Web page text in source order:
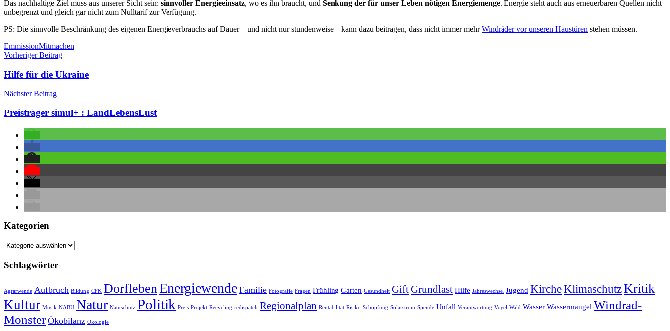
Das nachhaltige Ziel muss aus unserer Sicht sein: sinnvoller Energieeinsatz, wo es ihn braucht, und Senkung der für unser Leben nötigen Energiemenge. Energie steht auch aus erneuerbaren Quellen nicht
unbegrenzt und gleich gar nicht zum Nulltarif zur Verfügung.
PS: Die sinnvolle Beschränkung des eigenen Energieverbrauchs auf Dauer – und nicht nur stundenweise – kann dazu beitragen, dass nicht immer mehrWindräder vor unseren Haustüren stehen müssen.
Schlagwörter
EmmissionMitmachen
Beitragsnavigation
Vorheriger Beitrag
Hilfe für die Ukraine
Nächster Beitrag
Preisträger simul+ : LandLebensLust
Kategorien
Kategorien
Schlagwörter
Agrarwende Aufbruch Bildung CFK DorflebenEnergiewende Familie Fotografie Fragen Frühling Garten Gesundheit GiftGrundlast Hilfe Jahreswechsel Jugend KircheKlimaschutzKritik
Kultur Musik NABU Natur Natuschutz Politik Preis Projekt Recycling redispatch Regionalplan Rentabilität Risiko Schöpfung Solarstrom Spende Unfall Verantwortung Vogel Wald Wasser Wassermangel Windrad-
Monster Ökobilanz Ökologie